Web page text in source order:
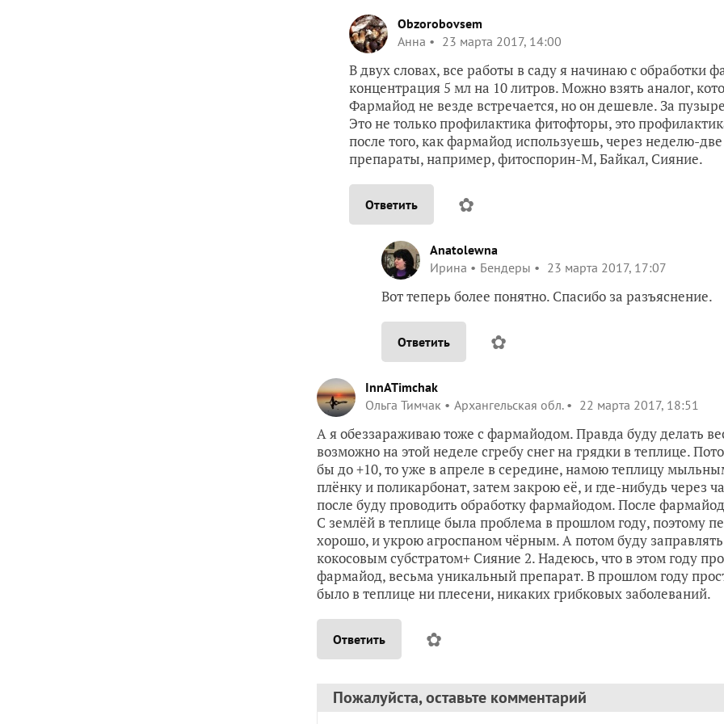
Obzorobovsem
Анна
23 марта 2017, 14:00
В двух словах, все работы в саду я начинаю с обработки
концентрация 5 мл на 10 литров. Можно взять аналог,
Фармайод не везде встречается, но он дешевле. За
Это не только профилактика фитофторы, это
после того, как фармайод используешь, через неделю-
препараты, например, фитоспорин-М, Байкал, Сияние.
Ответить ✿
Anatolewna
Ирина
Бендеры 23 марта 2017, 17:07
Вот теперь более понятно. Спасибо за разъяснение.
Ответить ✿
InnATimchak
Ольга Тимчак
Архангельская обл. 22 марта 2017, 18:51
А я обеззараживаю тоже с фармайодом. Правда буду делать
возможно на этой неделе сгребу снег на грядки в теплице.
бы до +10, то уже в апреле в середине, намою теплицу
плёнку и поликарбонат, затем закрою её, и где-нибудь через
после буду проводить обработку фармайодом. После
С землёй в теплице была проблема в прошлом году, поэтому
хорошо, и укрою агроспаном чёрным. А потом буду
кокосовым субстратом+ Сияние 2. Надеюсь, что в этом году
фармайод, весьма уникальный препарат. В прошлом году
было в теплице ни плесени, никаких грибковых заболеваний.
Ответить ✿
Пожалуйста, оставьте комментарий